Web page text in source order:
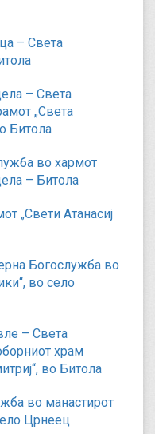
– Света
– Света
„Света
Битола
во хармот
– Битола
„Свети Атанасиј
Богослужба во
во село
– Света
храм
во Битола
во манастирот
Црнеец